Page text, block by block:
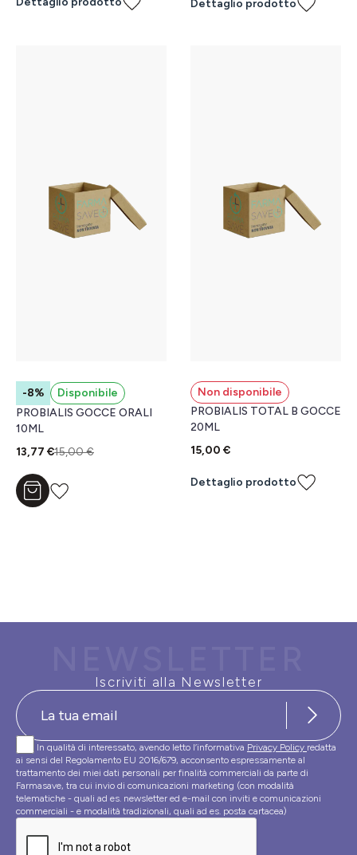
Dettaglio prodotto
-8%
Disponibile
PROBIALIS GOCCE ORALI
10ML
13,77 €15,00 €
Aggiungi al carrello
Non disponibile
PROBIALIS TOTAL B GOCCE
20ML
15,00 €
Dettaglio prodotto
Iscriviti alla Newsletter
In qualità di interessato, avendo letto l’informativa Privacy Policy redatta
ai sensi del Regolamento EU 2016/679, acconsento espressamente al
trattamento dei miei dati personali per finalità commerciali da parte di
Farmasave, tra cui invio di comunicazioni marketing (con modalità
telematiche - quali ad es. newsletter ed e-mail con inviti e comunicazioni
commerciali - e modalità tradizionali, quali ad es. posta cartacea)